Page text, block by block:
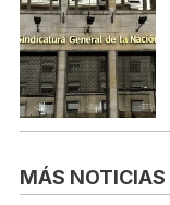
MÁS NOTICIAS